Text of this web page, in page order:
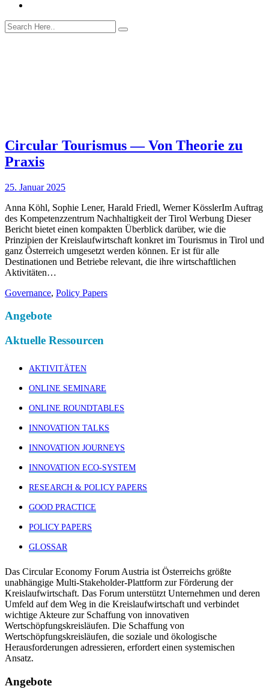
Circular Tourismus — Von Theorie zu
Praxis
25. Januar 2025
Anna Köhl, Sophie Lener, Harald Friedl, Werner KösslerIm Auftrag
des Kompetenzzentrum Nachhaltigkeit der Tirol Werbung Dieser
Bericht bietet einen kompakten Überblick darüber, wie die
Prinzipien der Kreislaufwirtschaft konkret im Tourismus in Tirol und
ganz Österreich umgesetzt werden können. Er ist für alle
Destinationen und Betriebe relevant, die ihre wirtschaftlichen
Aktivitäten…
Governance, Policy Papers
Angebote
Aktuelle Ressourcen
AKTIVITÄTEN
ONLINE SEMINARE
ONLINE ROUNDTABLES
INNOVATION TALKS
INNOVATION JOURNEYS
INNOVATION ECO-SYSTEM
RESEARCH & POLICY PAPERS
GOOD PRACTICE
POLICY PAPERS
GLOSSAR
Das Circular Economy Forum Austria ist Österreichs größte
unabhängige Multi-Stakeholder-Plattform zur Förderung der
Kreislaufwirtschaft. Das Forum unterstützt Unternehmen und deren
Umfeld auf dem Weg in die Kreislaufwirtschaft und verbindet
wichtige Akteure zur Schaffung von innovativen
Wertschöpfungskreisläufen. Die Schaffung von
Wertschöpfungskreisläufen, die soziale und ökologische
Herausforderungen adressieren, erfordert einen systemischen
Ansatz.
Angebote